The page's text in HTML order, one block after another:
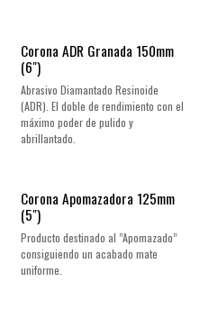
Corona ADR Granada 150mm
(6")
Abrasivo Diamantado Resinoide
(ADR). El doble de rendimiento con el
máximo poder de pulido y
abrillantado.
Corona Apomazadora 125mm
(5")
Producto destinado al ”Apomazado”
consiguiendo un acabado mate
uniforme.